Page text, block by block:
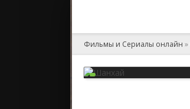
Фильмы и Сериалы онлайн »